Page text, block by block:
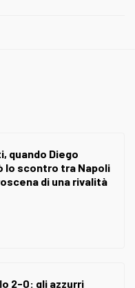
quando Diego
lo scontro tra Napoli
di una rivalità
2-0: gli azzurri